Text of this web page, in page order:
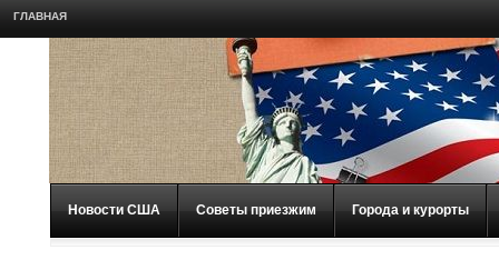
ГЛАВНАЯ
Новости США Советы приезжим Города и курорты